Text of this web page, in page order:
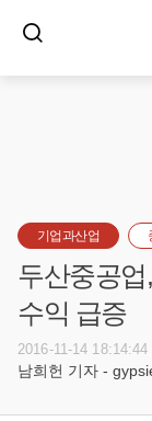
기업과산업
두산중공
수익 급증
2016-11-14 18:14:44
남희헌 기자 -